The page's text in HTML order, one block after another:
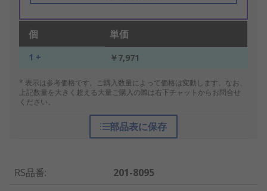
個 単価
1 + ￥7,971
* 表示は参考価格です。ご購入数量によって価格は変動します。なお、
上記数量を大きく超える大量ご購入の際は右下チャットからお問合せ
ください。
部品表に保存
RS品番:
201-8095